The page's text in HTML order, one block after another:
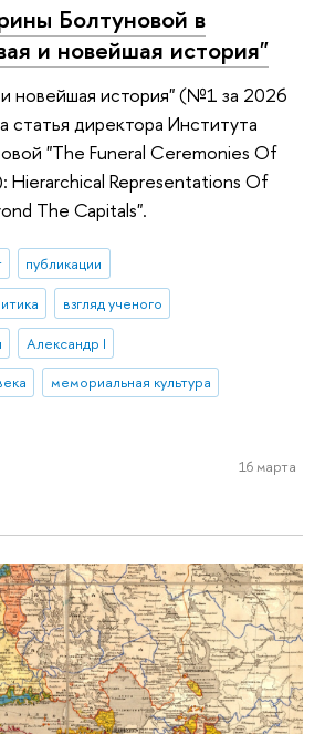
Болтуновой в
и новейшая история"
новейшая история" (№1 за 2026
статья директора Института
"The Funeral Ceremonies Of
Hierarchical Representations Of
The Capitals".
публикации
взгляд ученого
Александр I
мемориальная культура
16 марта